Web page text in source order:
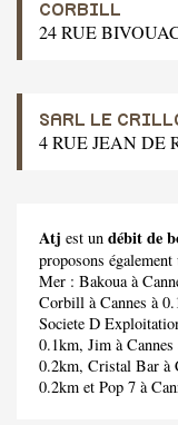
CORBILL
24 RUE
SARL LE
4 RUE JEAN DE
Atj est un débit de
proposons
Mer : Bakouaà
Corbill à Cannes à
Societe D
0.1km, Jim à
0.2km, Cristal Bar à
0.2km et Pop 7 à